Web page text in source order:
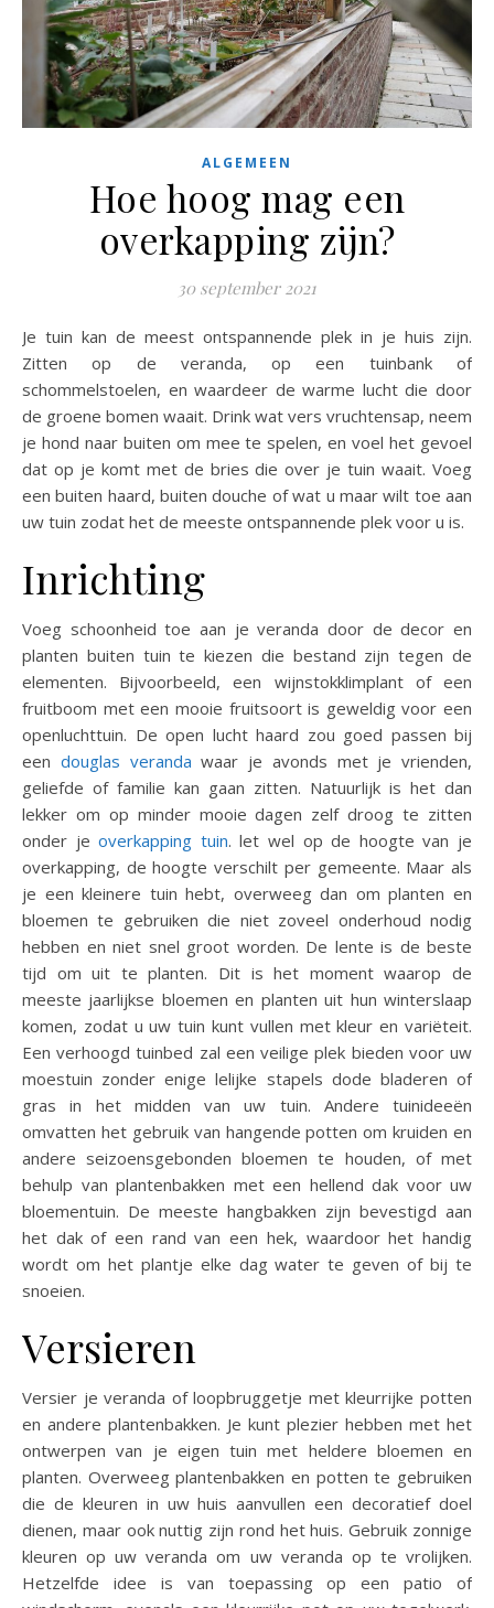
ALGEMEEN
Hoe hoog mag een
overkapping zijn?
30 september 2021
Je tuin kan de meest ontspannende plek in je huis zijn.
Zitten op de veranda, op een tuinbank of
schommelstoelen, en waardeer de warme lucht die door
de groene bomen waait. Drink wat vers vruchtensap, neem
je hond naar buiten om mee te spelen, en voel het gevoel
dat op je komt met de bries die over je tuin waait. Voeg
een buiten haard, buiten douche of wat u maar wilt toe aan
uw tuin zodat het de meeste ontspannende plek voor u is.
Inrichting
Voeg schoonheid toe aan je veranda door de decor en
planten buiten tuin te kiezen die bestand zijn tegen de
elementen. Bijvoorbeeld, een wijnstokklimplant of een
fruitboom met een mooie fruitsoort is geweldig voor een
openluchttuin. De open lucht haard zou goed passen bij
een douglas veranda waar je avonds met je vrienden,
geliefde of familie kan gaan zitten. Natuurlijk is het dan
lekker om op minder mooie dagen zelf droog te zitten
onder jeoverkapping tuin. let wel op de hoogte van je
overkapping, de hoogte verschilt per gemeente. Maar als
je een kleinere tuin hebt, overweeg dan om planten en
bloemen te gebruiken die niet zoveel onderhoud nodig
hebben en niet snel groot worden. De lente is de beste
tijd om uit te planten. Dit is het moment waarop de
meeste jaarlijkse bloemen en planten uit hun winterslaap
komen, zodat u uw tuin kunt vullen met kleur en variëteit.
Een verhoogd tuinbed zal een veilige plek bieden voor uw
moestuin zonder enige lelijke stapels dode bladeren of
gras in het midden van uw tuin. Andere tuinideeën
omvatten het gebruik van hangende potten om kruiden en
andere seizoensgebonden bloemen te houden, of met
behulp van plantenbakken met een hellend dak voor uw
bloementuin. De meeste hangbakken zijn bevestigd aan
het dak of een rand van een hek, waardoor het handig
wordt om het plantje elke dag water te geven of bij te
snoeien.
Versieren
Versier je veranda of loopbruggetje met kleurrijke potten
en andere plantenbakken. Je kunt plezier hebben met het
ontwerpen van je eigen tuin met heldere bloemen en
planten. Overweeg plantenbakken en potten te gebruiken
die de kleuren in uw huis aanvullen een decoratief doel
dienen, maar ook nuttig zijn rond het huis. Gebruik zonnige
kleuren op uw veranda om uw veranda op te vrolijken.
Hetzelfde idee is van toepassing op een patio of